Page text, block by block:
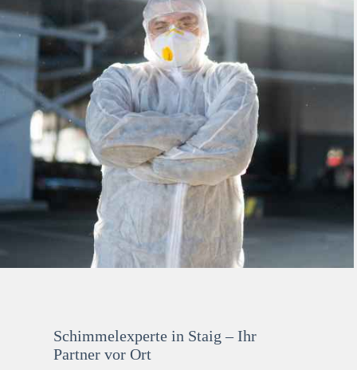
Schimmelexperte in Staig – Ihr
Partner vor Ort